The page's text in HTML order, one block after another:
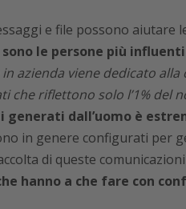
e file possono aiutare
sono le persone più influenti
in azienda viene dedicato
che riflettono solo l’1% del
dall’uomo è
in genere configurati per
di queste
hanno a che fare con